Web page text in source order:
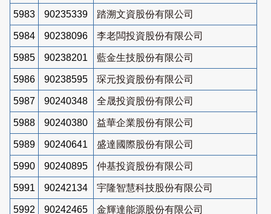
5983 90235339 踏溯文資股份有限公司
5984 90238096 李老闆投資股份有限公司
5985 90238201 藍金生技股份有限公司
5986 90238595 琛元投資股份有限公司
5987 90240348 全晟投資股份有限公司
5988 90240380 益華企業股份有限公司
5989 90240641 盛達國際股份有限公司
5990 90240895 仲基投資股份有限公司
5991 90242134 宇隆智慧科技股份有限公司
5992 90242465 金輝達能源股份有限公司